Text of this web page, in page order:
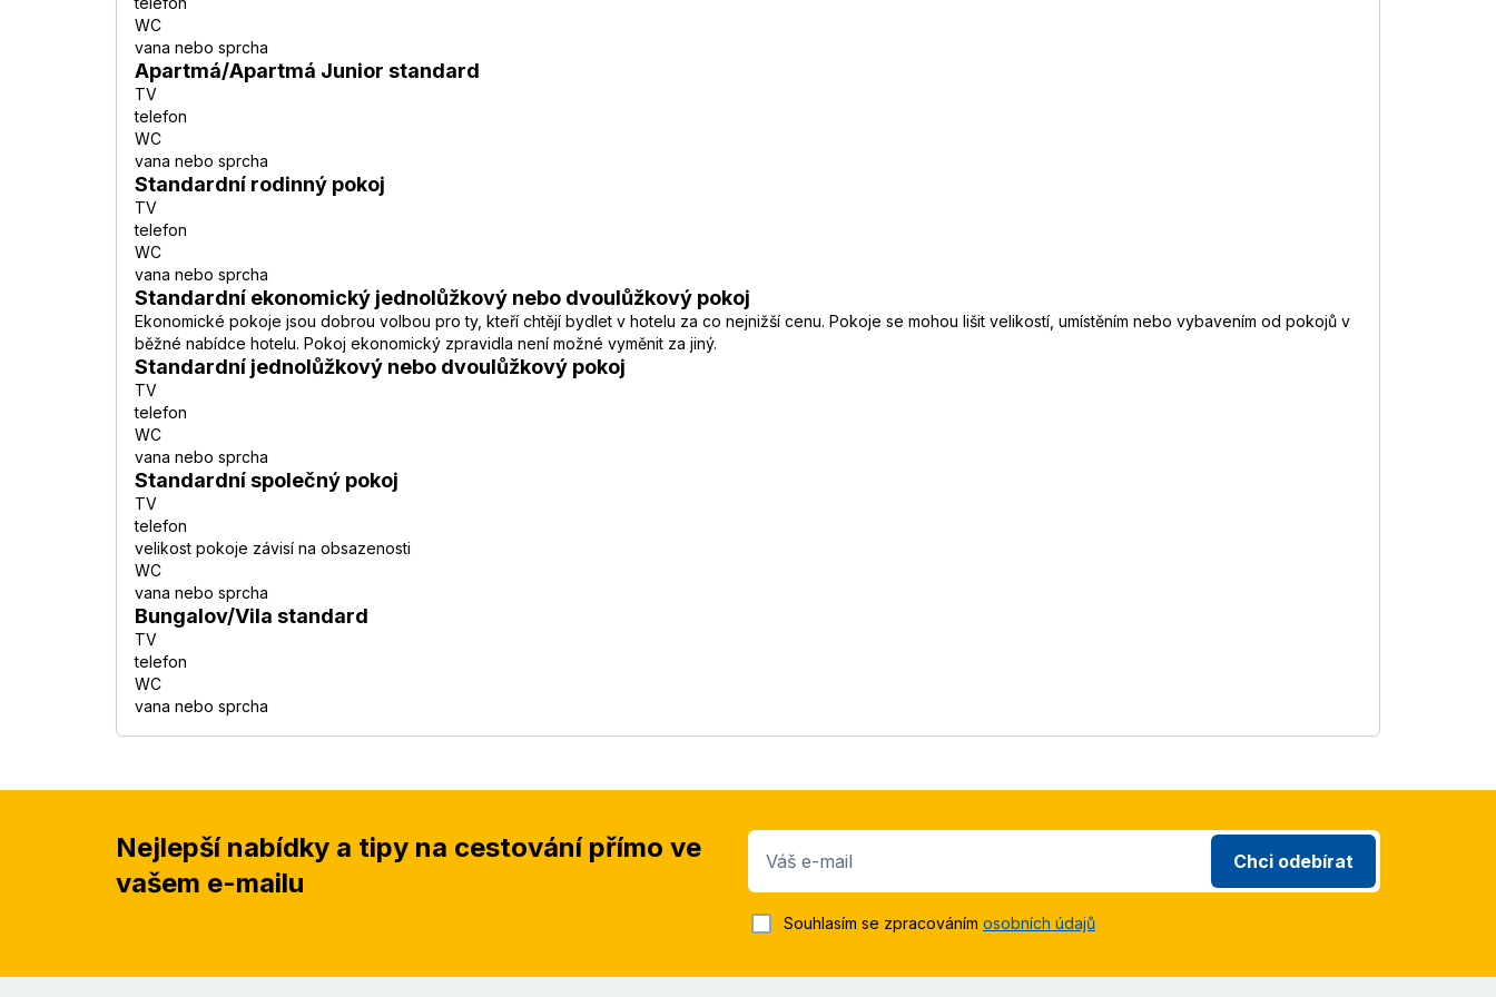
WC
vana nebo sprcha
Apartmá/Apartmá Junior standard
TV
telefon
WC
vana nebo sprcha
Standardní rodinný pokoj
TV
telefon
WC
vana nebo sprcha
Standardní ekonomický jednolůžkový nebo dvoulůžkový pokoj
Ekonomické pokoje jsou dobrou volbou pro ty, kteří chtějí bydlet v hotelu za co nejnižší cenu. Pokoje se mohou lišit velikostí, umístěním nebo vybavením od pokojů v
běžné nabídce hotelu. Pokoj ekonomický zpravidla není možné vyměnit za jiný.
Standardní jednolůžkový nebo dvoulůžkový pokoj
TV
telefon
WC
vana nebo sprcha
Standardní společný pokoj
TV
telefon
velikost pokoje závisí na obsazenosti
WC
vana nebo sprcha
Bungalov/Vila standard
TV
telefon
WC
vana nebo sprcha
Nejlepší nabídky a tipy na cestování přímo ve
vašem e-mailu
Váš e-mail Chci odebírat
Souhlasím se zpracováním osobních údajů